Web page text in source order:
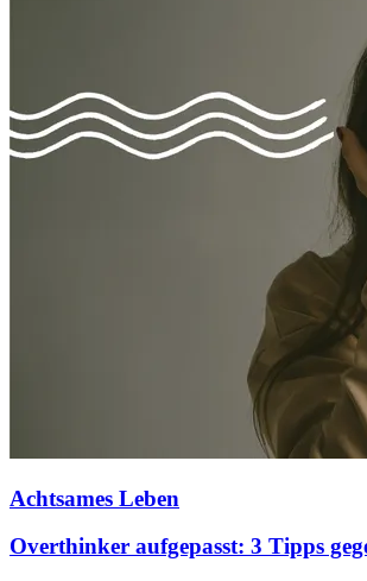
Achtsames Leben
Overthinker aufgepasst: 3 Tipps